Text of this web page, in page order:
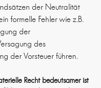
der Neutralität
formelle Fehler wie z.B.
der
des
der Vorsteuer führen.
Recht bedeutsamer ist